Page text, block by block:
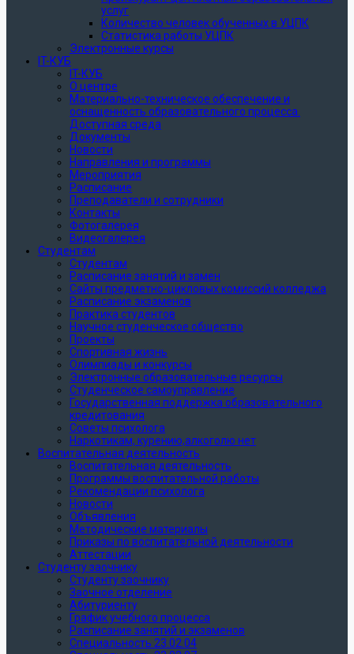
услуг
Количество человек обученных в УЦПК
Статистика работы УЦПК
Электронные курсы
IT-КУБ
IT-КУБ
О центре
Материально-техническое обеспечение и
оснащенность образовательного процесса.
Доступная среда
Документы
Новости
Направления и программы
Мероприятия
Расписание
Преподаватели и сотрудники
Контакты
Фотогалерея
Видеогалерея
Студентам
Студентам
Расписание занятий и замен
Сайты предметно-цикловых комиссий колледжа
Расписание экзаменов
Практика студентов
Научное студенческое общество
Проекты
Спортивная жизнь
Олимпиады и конкурсы
Электронные образовательные ресурсы
Студенческое самоуправление
Государственная поддержка образовательного
кредитования
Советы психолога
Наркотикам, курению,алкоголю нет
Воспитательная деятельность
Воспитательная деятельность
Программы воспитательной работы
Рекомендации психолога
Новости
Объявления
Методические материалы
Приказы по воспитательной деятельности
Аттестации
Студенту заочнику
Студенту заочнику
Заочное отделение
Абитуриенту
График учебного процесса
Расписание занятий и экзаменов
Специальность 23.02.04